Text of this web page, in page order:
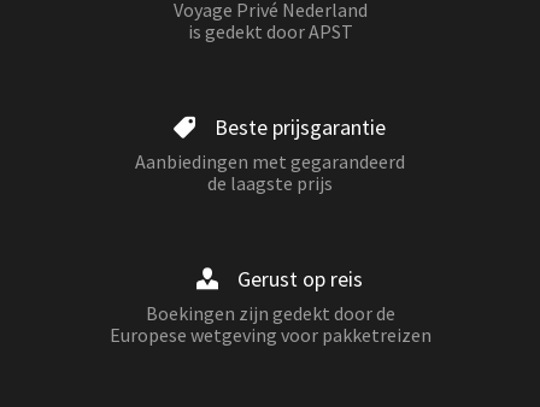
Voyage Privé Nederland
is gedekt door APST
Beste prijsgarantie
Aanbiedingen met gegarandeerd
de laagste prijs
Gerust op reis
Boekingen zijn gedekt door de
Europese wetgeving voor pakketreizen